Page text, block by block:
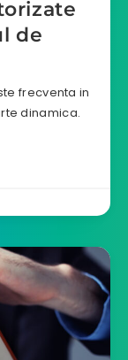
de
frecventa in
dinamica.